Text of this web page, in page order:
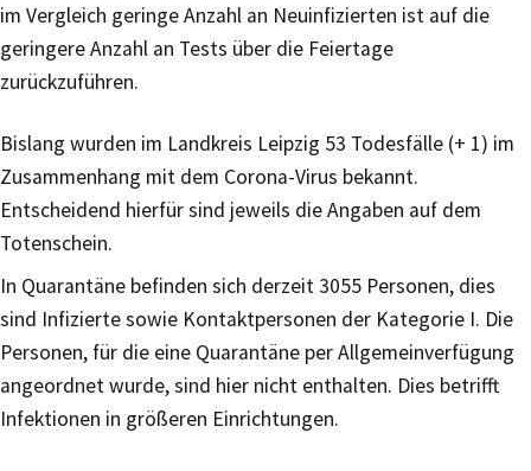
im Vergleich geringe Anzahl an Neuinfizierten ist auf die
geringere Anzahl an Tests über die Feiertage
zurückzuführen.
Bislang wurden im Landkreis Leipzig 53 Todesfälle (+ 1) im
Zusammenhang mit dem Corona-Virus bekannt.
Entscheidend hierfür sind jeweils die Angaben auf dem
Totenschein.
In Quarantäne befinden sich derzeit 3055 Personen, dies
sind Infizierte sowie Kontaktpersonen der Kategorie I. Die
Personen, für die eine Quarantäne per Allgemeinverfügung
angeordnet wurde, sind hier nicht enthalten. Dies betrifft
Infektionen in größeren Einrichtungen.